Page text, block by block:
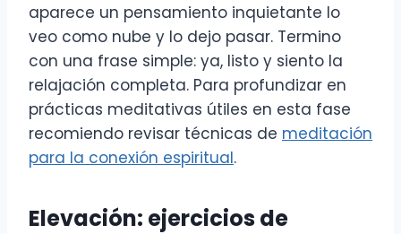
aparece un pensamiento inquietante lo
veo como nube y lo dejo pasar. Termino
con una frase simple: ya, listo y siento la
relajación completa. Para profundizar en
prácticas meditativas útiles en esta fase
recomiendo revisar técnicas de meditación
para la conexión espiritual.
Elevación: ejercicios de